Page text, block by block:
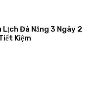
Lịch Đà Nẵng 3 Ngày 2
Kiệm